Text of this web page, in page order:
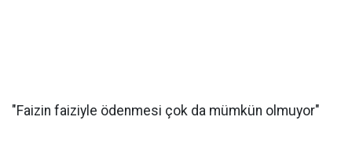
"Faizin faiziyle ödenmesi çok da mümkün olmuyor"